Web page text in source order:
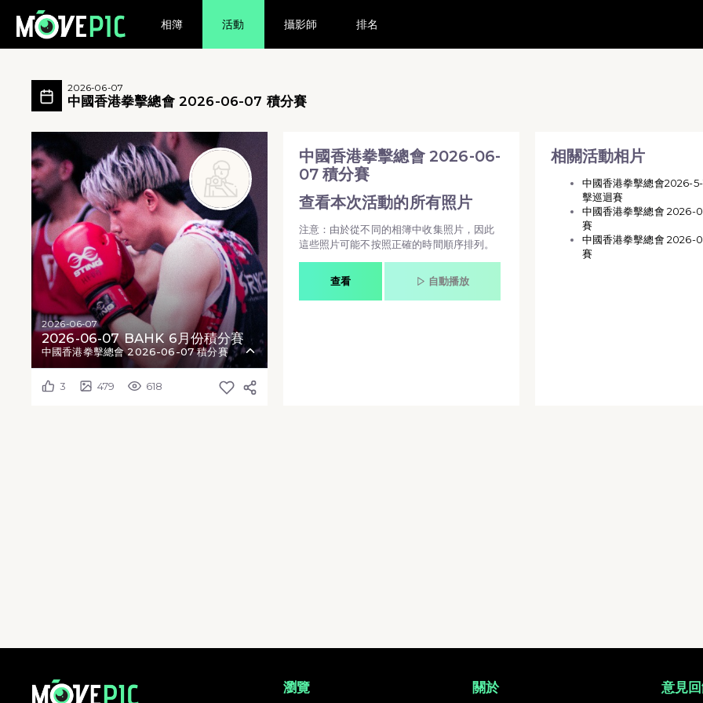
相簿 活動 攝影師 排名
中國香港拳擊總會 2026-06-07 積分賽 所有相片
中國香港拳擊總會 2026-06-07 積分賽 - 中國香港拳擊總會 2026-06-07 積分賽
2026-06-07
中國香港拳擊總會 2026-06-07 積分賽
2026-06-07
2026-06-07 BAHK 6月份積分賽
中國香港拳擊總會 2026-06-07 積分賽
3 479 618
中國香港拳擊總會 2026-06-
07 積分賽
查看本次活動的所有照片
注意：由於從不同的相簿中收集照片，因此
這些照片可能不按照正確的時間順序排列。
查看 自動播放
相關活動相片
中國香港拳擊總會2026-
擊巡迴賽
中國香港拳擊總會 2026-
賽
中國香港拳擊總會 2026-
賽
瀏覽 關於 意見